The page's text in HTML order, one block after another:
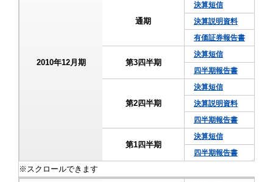
2010年12月期
通期
決算短信
決算説明資料
有価証券報告書
第3四半期
決算短信
四半期報告書
第2四半期
決算短信
決算説明資料
四半期報告書
第1四半期
決算短信
四半期報告書